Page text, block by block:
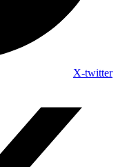
X-twitter